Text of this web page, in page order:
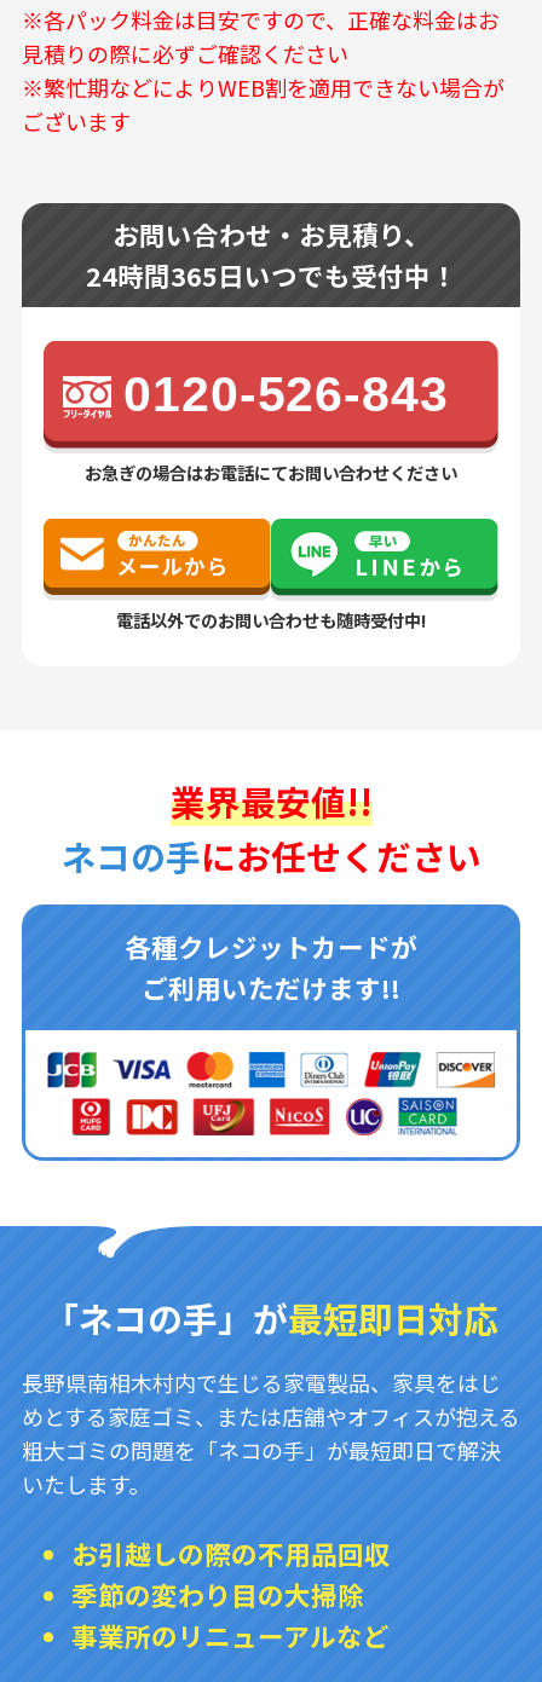
※各パック料金は目安ですので、正確な料金はお
見積りの際に必ずご確認ください
※繁忙期などによりWEB割を適用できない場合が
ございます
お問い合わせ・お見積り、
24時間365日いつでも受付中！
0120-526-843
お急ぎの場合はお電話にてお問い合わせください
電話以外でのお問い合わせも随時受付中!
業界最安値!!
ネコの手にお任せください
各種クレジットカードが
ご利用いただけます!!
「ネコの手」が最短即日対応
長野県南相木村内で生じる家電製品、家具をはじ
めとする家庭ゴミ、または店舗やオフィスが抱える
粗大ゴミの問題を「ネコの手」が最短即日で解決
いたします。
お引越しの際の不用品回収
季節の変わり目の大掃除
事業所のリニューアルなど